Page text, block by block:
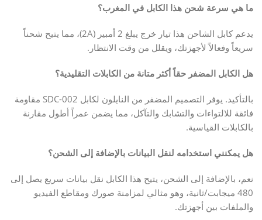
ما هي سرعة شحن هذا الكابل في المغرب؟
يدعم كابل الشاحن هذا تيار خرج يبلغ 2 أمبير (2A)، مما يتيح شحناً
سريعاً وفعالاً لأجهزتك، ويقلل من وقت الانتظار.
هل الكابل المضفر حقاً أكثر متانة من الكابلات التقليدية؟
بالتأكيد. يوفر التصميم المضفر من النايلون لكابل SDC-002 مقاومة
فائقة للالتواءات والتشابك والتآكل، مما يضمن عمراً أطول مقارنة
بالكابلات القياسية.
هل يمكنني استخدامه لنقل البيانات بالإضافة إلى الشحن؟
نعم، بالإضافة إلى الشحن، يتيح هذا الكابل نقل بيانات سريع يصل إلى
480 ميجابت/ثانية، وهو مثالي لمزامنة صورك ومقاطع الفيديو
والملفات بين أجهزتك.